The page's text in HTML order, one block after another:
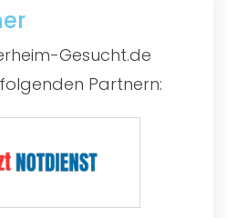
Gesucht.de
Partnern: